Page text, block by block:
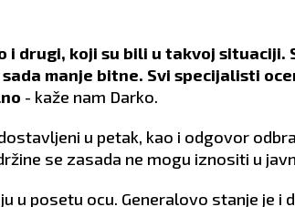
i drugi, koji su bili u takvoj situaciji.
manje bitne. Svi specijalisti
- kaže nam Darko.
u petak, kao i odgovor
se zasada ne mogu iznositi u
u posetu ocu. Generalovo stanje je i